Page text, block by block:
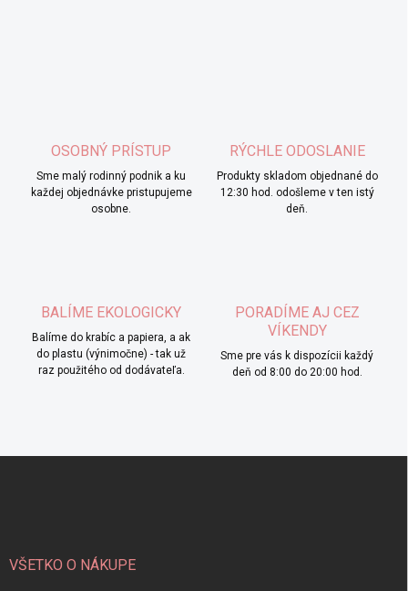
OSOBNÝ PRÍSTUP
Sme malý rodinný podnik a ku
každej objednávke pristupujeme
osobne.
RÝCHLE ODOSLANIE
Produkty skladom objednané do
12:30 hod. odošleme v ten istý
deň.
BALÍME EKOLOGICKY
Balíme do krabíc a papiera, a ak
do plastu (výnimočne) - tak už
raz použitého od dodávateľa.
PORADÍME AJ CEZ
VÍKENDY
Sme pre vás k dispozícii každý
deň od 8:00 do 20:00 hod.
VŠETKO O NÁKUPE